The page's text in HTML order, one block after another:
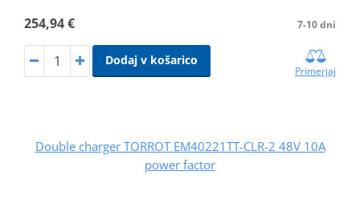
254,94 € 7-10 dni
Dodaj v košarico
Primerjaj
Double charger TORROT EM40221TT-CLR-2 48V 10A
power factor